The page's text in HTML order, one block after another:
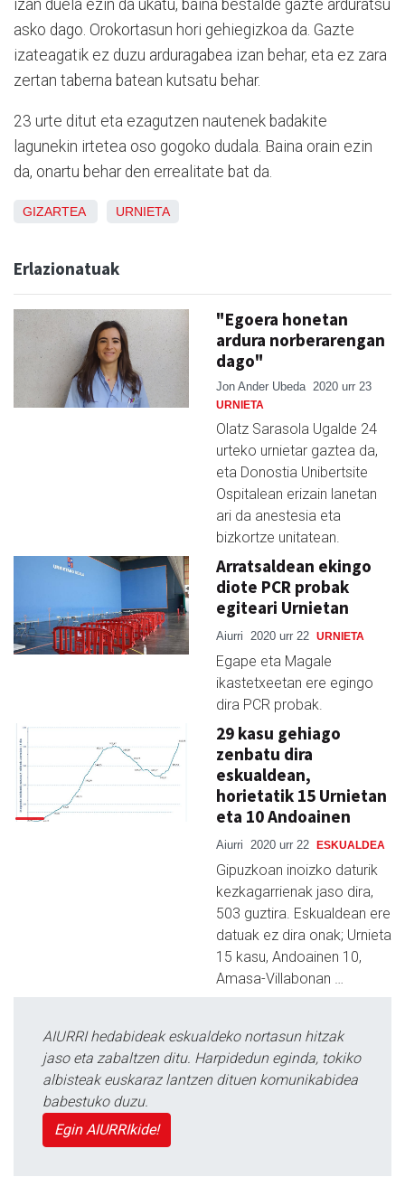
izan duela ezin da ukatu, baina bestalde gazte arduratsu
asko dago. Orokortasun hori gehiegizkoa da. Gazte
izateagatik ez duzu arduragabea izan behar, eta ez zara
zertan taberna batean kutsatu behar.
23 urte ditut eta ezagutzen nautenek badakite
lagunekin irtetea oso gogoko dudala. Baina orain ezin
da, onartu behar den errealitate bat da.
GIZARTEA URNIETA
Erlazionatuak
"Egoera honetan
ardura norberarengan
dago"
Jon Ander Ubeda 2020 urr 23
URNIETA
Olatz Sarasola Ugalde 24
urteko urnietar gaztea da,
eta Donostia Unibertsite
Ospitalean erizain lanetan
ari da anestesia eta
bizkortze unitatean.
Arratsaldean ekingo
diote PCR probak
egiteari Urnietan
Aiurri 2020 urr 22 URNIETA
Egape eta Magale
ikastetxeetan ere egingo
dira PCR probak.
29 kasu gehiago
zenbatu dira
eskualdean,
horietatik 15 Urnietan
eta 10 Andoainen
Aiurri 2020 urr 22 ESKUALDEA
Gipuzkoan inoizko daturik
kezkagarrienak jaso dira,
503 guztira. Eskualdean ere
datuak ez dira onak; Urnieta
15 kasu, Andoainen 10,
Amasa-Villabonan …
AIURRI hedabideak eskualdeko nortasun hitzak
jaso eta zabaltzen ditu. Harpidedun eginda, tokiko
albisteak euskaraz lantzen dituen komunikabidea
babestuko duzu.
Egin AIURRIkide!